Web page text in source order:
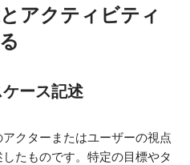
アクティビティ
ース記述
クターまたはユーザーの視点
たものです。特定の目標やタ